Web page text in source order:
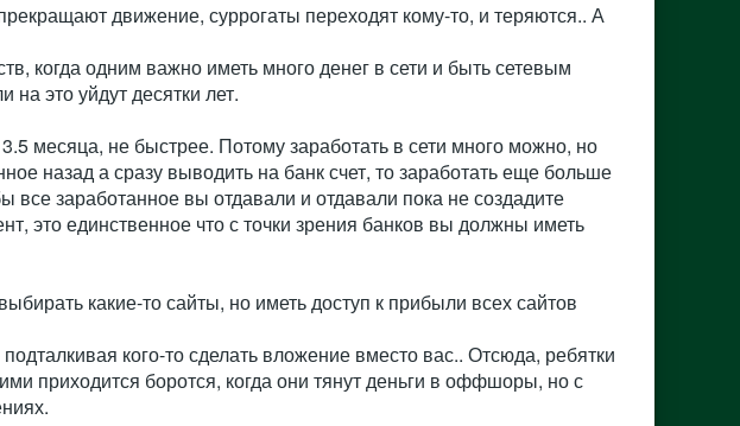
движение, суррогаты переходят кому-то, и теряются.. А
когда одним важно иметь много денег в сети и быть сетевым
это уйдут десятки лет.
месяца, не быстрее. Потому заработать в сети много можно, но
назад а сразу выводить на банк счет, то заработать еще больше
все заработанное вы отдавали и отдавали пока не создадите
это единственное что с точки зрения банков вы должны иметь
какие-то сайты, но иметь доступ к прибыли всех сайтов
кого-то сделать вложение вместо вас.. Отсюда, ребятки
приходится боротся, когда они тянут деньги в оффшоры, но с